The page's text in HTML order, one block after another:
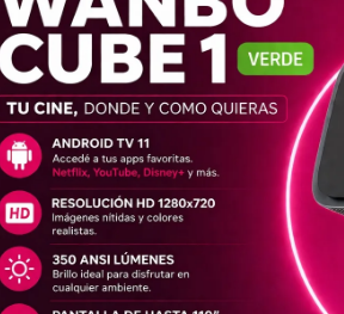
nuestros artículos,